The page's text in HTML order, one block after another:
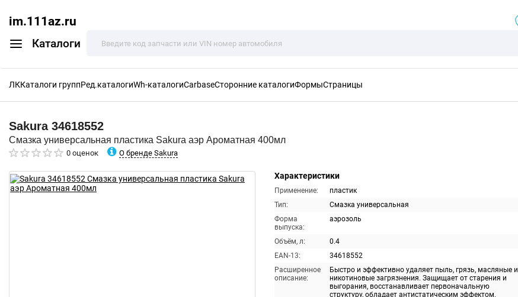
im.111az.ru
Каталоги
ЛККаталоги группРед.каталогиWh-каталогиCarbaseСторонние каталогиФормыСтраницы
Sakura 34618552
Смазка универсальная пластика Sakura аэр Ароматная 400мл
0 оценок О бренде Sakura
Характеристики
Применение:
пластик
Тип:
Смазка универсальная
Форма
выпуска:
аэрозоль
Объём, л:
0.4
EAN-13:
34618552
Расширенное
описание:
Быстро и эффективно удаляет пыль, грязь, масляные и
никотиновые загрязнения. Защищает от старения и
выгорания, восстанавливает первоначальную
структуру, обладает антистатическим эффектом.